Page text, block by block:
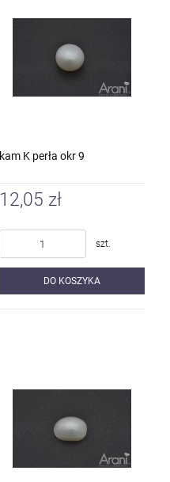
kam K perła okr 9
12,05 zł
szt.
DO KOSZYKA